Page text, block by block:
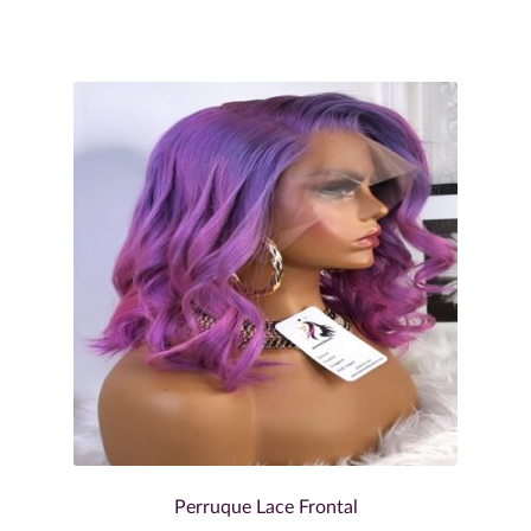
Perruque Lace Frontal